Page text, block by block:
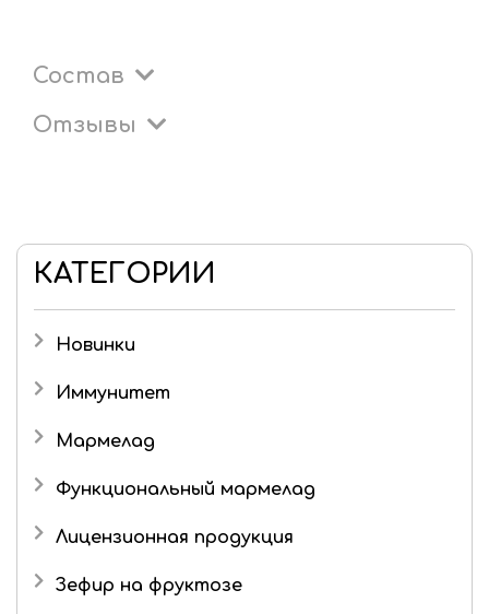
КАТЕГОРИИ
Новинки
Иммунитет
Мармелад
Детский мармелад
Мармелад в шоколаде
Функциональный мармелад
Лицензионная продукция
Три кота
Зефир на фруктозе
Состав
Отзывы